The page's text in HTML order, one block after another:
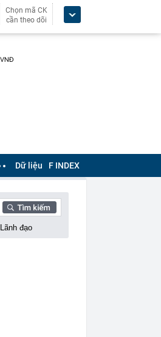
Chọn mã CK
cần theo dõi
Dữ liệu F INDEX
Lãnh đạo